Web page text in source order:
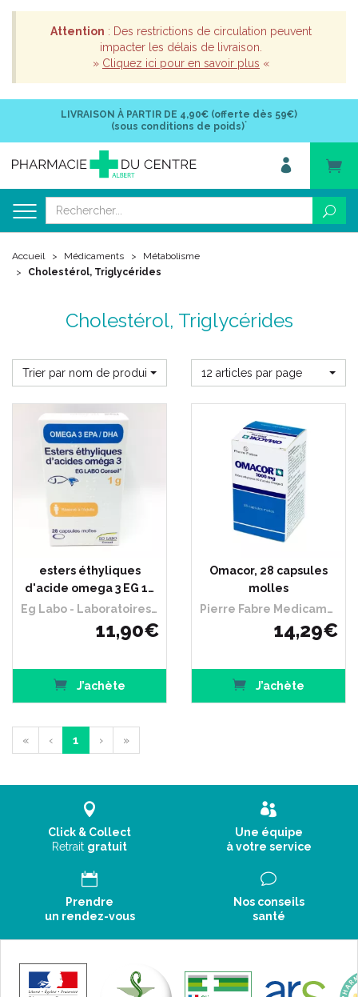
Attention : Des restrictions de circulation peuvent
impacter les délais de livraison.
» Cliquez ici pour en savoir plus «
LIVRAISON À PARTIR DE 4,90€ (offerte dès 59€)
(sous conditions de poids)*
Accueil Médicaments
Métabolisme
Cholestérol, Triglycérides
Cholestérol, Triglycérides
Trier par nom de produit 12 articles par page
esters éthyliques
d'acide omega 3 EG 1…
Eg Labo - Laboratoires Eurogenerics
11,90€
J’achète
Omacor, 28 capsules
molles
Pierre Fabre Medicament
14,29€
J’achète
« ‹ 1 › »
Click & Collect
Retrait gratuit
Une équipe
à votre service
Prendre
un rendez-vous
Nos conseils
santé